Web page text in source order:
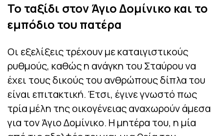
Το ταξίδι στον Άγιο Δομίνικο και το
εμπόδιο του πατέρα
Οι εξελίξεις τρέχουν με καταιγιστικούς
ρυθμούς, καθώς η ανάγκη του Σταύρου να
έχει τους δικούς του ανθρώπους δίπλα του
είναι επιτακτική. Έτσι, έγινε γνωστό πως
τρία μέλη της οικογένειας αναχωρούν άμεσα
για τον Άγιο Δομίνικο. Η μητέρα του, η μία